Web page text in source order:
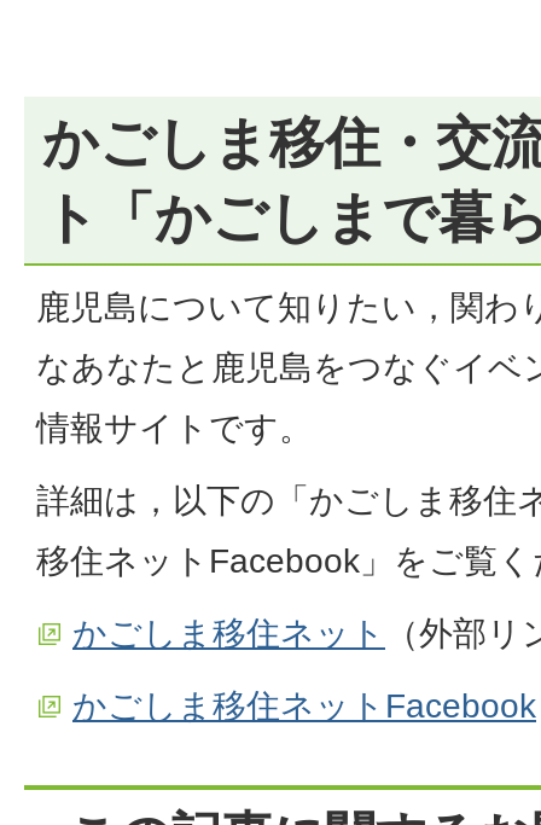
かごしま移住・交
ト「かごしまで暮
鹿児島について知りたい，関わ
なあなたと鹿児島をつなぐイベ
情報サイトです。
詳細は，以下の「かごしま移住
移住ネットFacebook」をご覧
かごしま移住ネット
（外部リ
かごしま移住ネットFacebook